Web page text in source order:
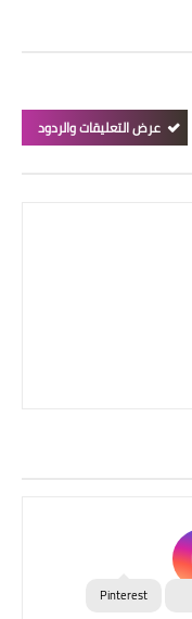
عرض التعليقات والردود
Pinterest